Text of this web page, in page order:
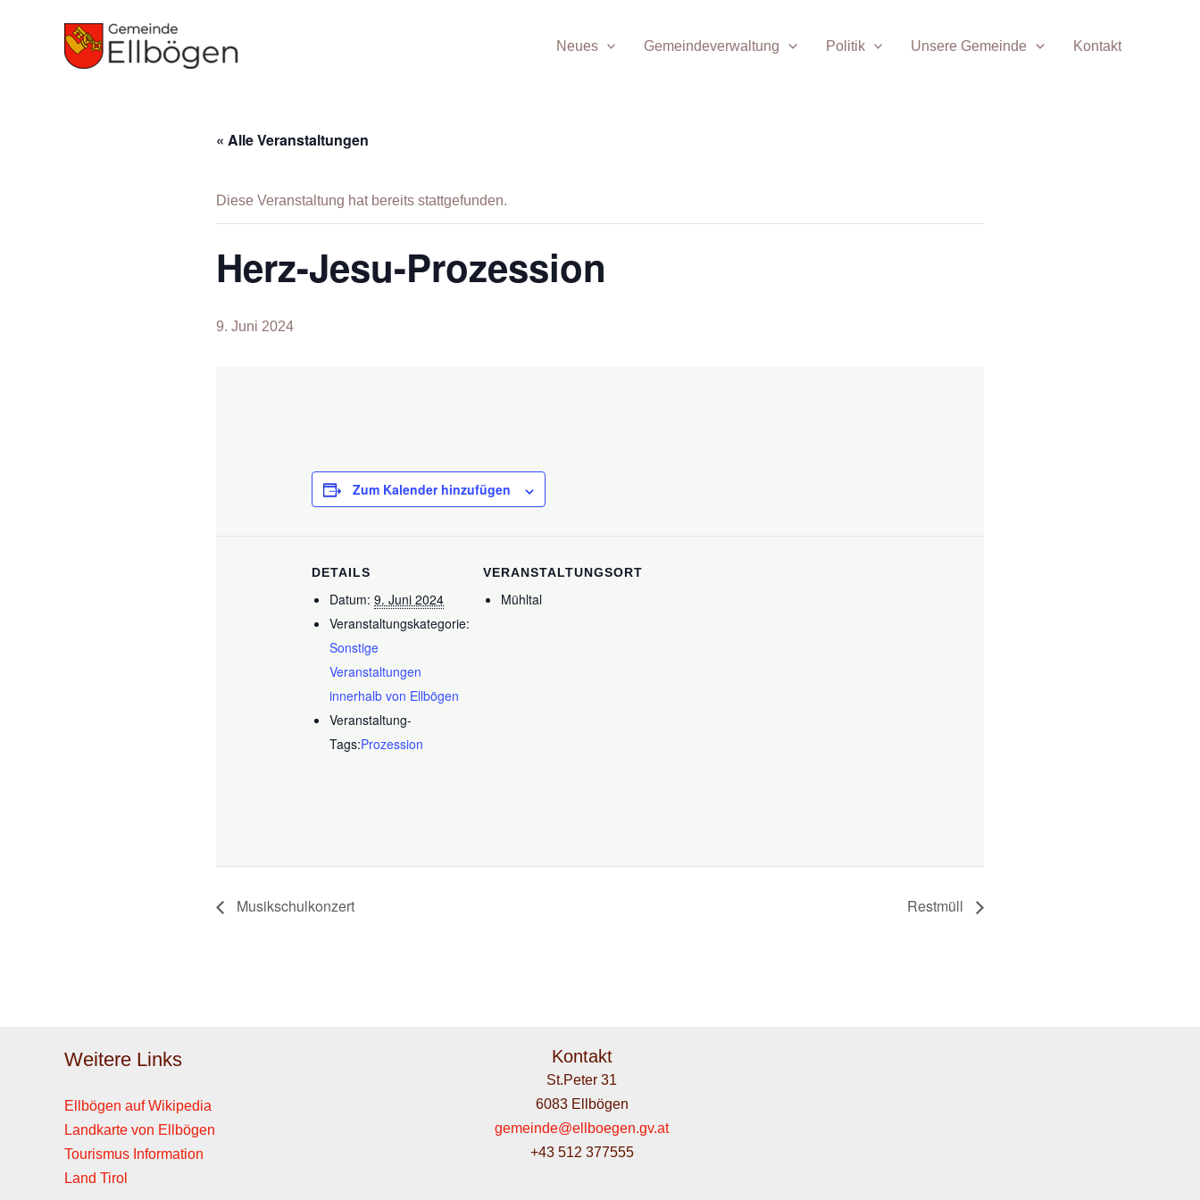
Neues Gemeindeverwaltung Politik Unsere Gemeinde Kontakt
« Alle Veranstaltungen
Diese Veranstaltung hat bereits stattgefunden.
Herz-Jesu-Prozession
9. Juni 2024
Zum Kalender hinzufügen
DETAILS
Datum: 9. Juni 2024
Veranstaltungskategorie:
Sonstige
Veranstaltungen
innerhalb von Ellbögen
Veranstaltung-
Tags:Prozession
VERANSTALTUNGSORT
Mühltal
Musikschulkonzert Restmüll
Weitere Links
Ellbögen auf Wikipedia
Landkarte von Ellbögen
Tourismus Information
Land Tirol
Kontakt
St.Peter 31
6083 Ellbögen
gemeinde@ellboegen.gv.at
+43 512 377555